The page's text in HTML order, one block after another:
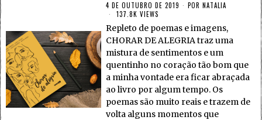
4 DE OUTUBRO DE 2019 PORNATALIA
137.8K VIEWS
Repleto de poemas e imagens,
CHORAR DE ALEGRIA traz uma
mistura de sentimentos e um
quentinho no coração tão bom que
a minha vontade era ficar abraçada
ao livro por algum tempo. Os
poemas são muito reais e trazem de
volta alguns momentos que